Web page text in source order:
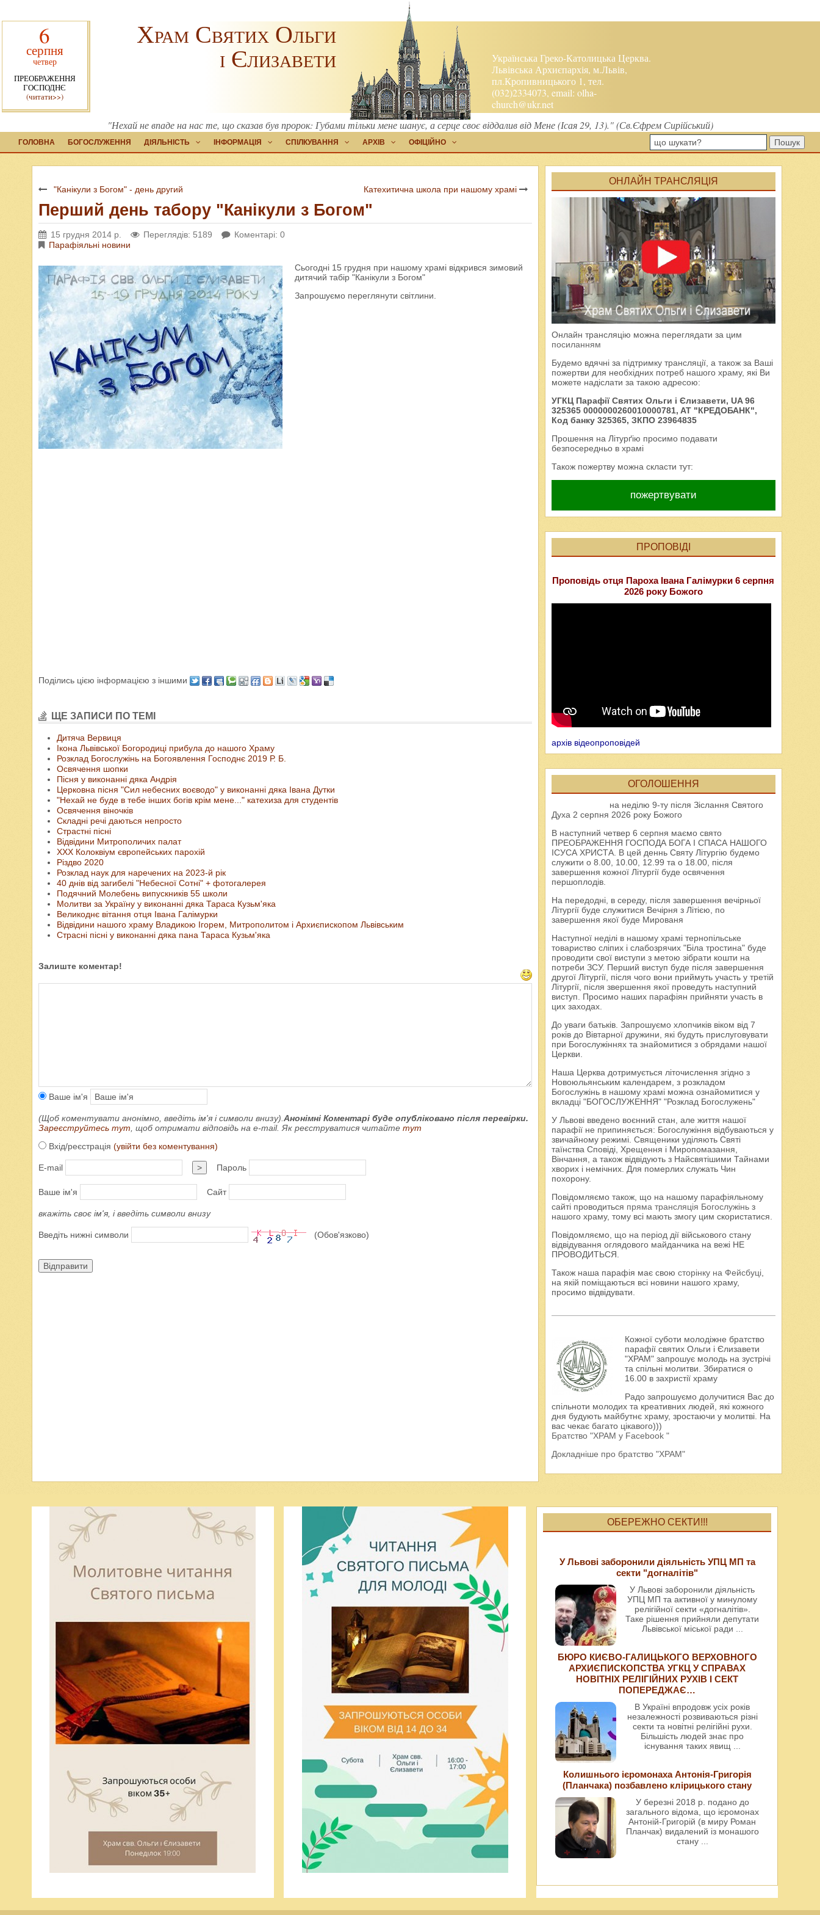
6
серпня
четвер
ПРЕОБРАЖЕННЯ
ГОСПОДНЄ
(читати>>)
Українська Греко-Католицька Церква.
Львівська Архиєпархія, м.Львів,
пл.Кропивницького 1, тел.
(032)2334073, email:olha-
church@ukr.net
Храм Святих Ольги
і Єлизавети
"Нехай не впаде на нас те, що сказав був пророк: Губами тільки мене шанує, а серце своє віддалив від Мене (Ісая 29, 13)." (Св.Єфрем Сирійський)
ГОЛОВНА БОГОСЛУЖЕННЯ ДІЯЛЬНІСТЬ ІНФОРМАЦІЯ СПІЛКУВАННЯ АРХІВ ОФІЦІЙНО Пошук
"Канікули з Богом" - день другий Катехитична школа при нашому храмі
Перший день табору "Канікули з Богом"
15 грудня 2014 р. Переглядів: 5189
Коментарі: 0
Парафіяльні новини
Сьогодні 15 грудня при нашому храмі відкрився зимовий
дитячий табір "Канікули з Богом"
Запрошуємо переглянути світлини.
Поділись цією інформацією з іншими
ЩЕ ЗАПИСИ ПО ТЕМІ
Дитяча Вервиця
Ікона Львівської Богородиці прибула до нашого Храму
Розклад Богослужінь на Богоявлення Господнє 2019 Р. Б.
Освячення шопки
Пісня у виконанні дяка Андрія
Церковна пісня "Сил небесних воєводо" у виконанні дяка Івана Дутки
"Нехай не буде в тебе інших богів крім мене..." катехиза для студентів
Освячення віночків
Складні речі даються непросто
Страстні пісні
Відвідини Митрополичих палат
ХХХ Колоквіум європейських парохій
Різдво 2020
Розклад наук для наречених на 2023-й рік
40 днів від загибелі "Небесної Сотні" + фотогалерея
Подячний Молебень випускників 55 школи
Молитви за Україну у виконанні дяка Тараса Кузьм'яка
Великоднє вітання отця Івана Галімурки
Відвідини нашого храму Владикою Ігорем, Митрополитом і Архиєпископом Львівським
Страсні пісні у виконанні дяка пана Тараса Кузьм'яка
Залиште коментар!
Ваше ім'я
(Щоб коментувати анонімно, введіть ім'я і символи внизу).Анонімні Коментарі буде опубліковано після перевірки.
Зареєструйтесь тут, щоб отримати відповідь на e-mail. Як реєструватися читайте тут
Вхід/реєстрація (увійти без коментування)
E-mail > Пароль
Ваше ім'я Сайт
вкажіть своє ім'я, і введіть символи внизу
Введіть нижні символи (Обов'язково)
Відправити
ОНЛАЙН ТРАНСЛЯЦІЯ
Онлайн трансляцію можна переглядати за цим
посиланням
Будемо вдячні за підтримку трансляції, а також за Ваші
пожертви для необхідних потреб нашого храму, які Ви
можете надіслати за такою адресою:
УГКЦ Парафії Святих Ольги і Єлизавети, UA 96
325365 0000000260010000781, AT "КРЕДОБАНК",
Код банку 325365, ЗКПО 23964835
Прошення на Літурґію просимо подавати
безпосередньо в храмі
Також пожертву можна скласти тут:
пожертвувати
ПРОПОВІДІ
Проповідь отця Пароха Івана Галімурки 6 серпня
2026 року Божого
архів відеопроповідей
ОГОЛОШЕННЯ
на неділю 9-ту після Зіслання Святого
Духа 2 серпня 2026 року Божого
В наступний четвер 6 серпня маємо свято
ПРЕОБРАЖЕННЯ ГОСПОДА БОГА І СПАСА НАШОГО
ІСУСА ХРИСТА. В цей деннь Святу Літургію будемо
служити о 8.00, 10.00, 12.99 та о 18.00, після
завершення кожної Літургії буде освячення
першоплодів.
На передодні, в середу, після завершення вечірньої
Літургії буде служитися Вечірня з Літією, по
завершення якої буде Мированя
Наступної неділі в нашому храмі тернопільське
товариство сліпих і слабозрячих "Біла тростина" буде
проводити свої виступи з метою зібрати кошти на
потреби ЗСУ. Перший виступ буде після завершення
другої Літургії, після чого вони приймуть участь у третій
Літургії, після звершення якої проведуть наступний
виступ. Просимо наших парафіян прийняти участь в
цих заходах.
До уваги батьків. Запрошуємо хлопчиків віком від 7
років до Вівтарної дружини, які будуть прислуговувати
при Богослужіннях та знайомитися з обрядами нашої
Церкви.
Наша Церква дотримується літочислення згідно з
Новоюльянським календарем, з розкладом
Богослужінь в нашому храмі можна ознайомитися у
вкладці "БОГОСЛУЖЕННЯ" "Розклад Богослужень"
У Львові введено воєнний стан, але життя нашої
парафії не припиняється: Богослужіння відбуваються у
звичайному режимі. Священики уділяють Святі
таїнства Сповіді, Хрещення і Миропомазання,
Вінчання, а також відвідують з Найсвятішими Тайнами
хворих і немічних. Для померлих служать Чин
похорону.
Повідомляємо також, що на нашому парафіяльному
сайті проводиться пряма трансляція Богослужіньз
нашого храму, тому всі мають змогу цим скористатися.
Повідомляємо, що на період дії військового стану
відвідування оглядового майданчика на вежі НЕ
ПРОВОДИТЬСЯ.
Також наша парафія має свою сторінку на Фейсбуці,
на якій поміщаються всі новини нашого храму,
просимо відвідувати.
Кожної суботи молодіжне братство
парафії святих Ольги і Єлизавети
"ХРАМ" запрошує молодь на зустрічі
та спільні молитви. Збиратися о
16.00 в захристії храму
Радо запрошуємо долучитися Вас до
спільноти молодих та креативних людей, які кожного
дня будують майбутнє храму, зростаючи у молитві. На
вас чекає багато цікавого)))
Братство "ХРАМ у Facebook "
Докладніше про братство "ХРАМ"
ОБЕРЕЖНО СЕКТИ!!!
У Львові заборонили діяльність УПЦ МП та
секти "догналітів"
У Львові заборонили діяльність
УПЦ МП та активної у минулому
релігійної секти «догналітів».
Таке рішення прийняли депутати
Львівської міської ради
БЮРО КИЄВО-ГАЛИЦЬКОГО ВЕРХОВНОГО
АРХИЄПИСКОПСТВА УГКЦ У СПРАВАХ
НОВІТНІХ РЕЛІГІЙНИХ РУХІВ І СЕКТ
ПОПЕРЕДЖАЄ…
В Україні впродовж усіх років
незалежності розвиваються різні
секти та новітні релігійні рухи.
Більшість людей знає про
існування таких явищ
Колишнього ієромонаха Антонія-Григорія
(Планчака) позбавлено клірицького стану
У березні 2018 р. подано до
загального відома, що ієромонах
Антоній-Григорій (в миру Роман
Планчак) видалений із монашого
стану